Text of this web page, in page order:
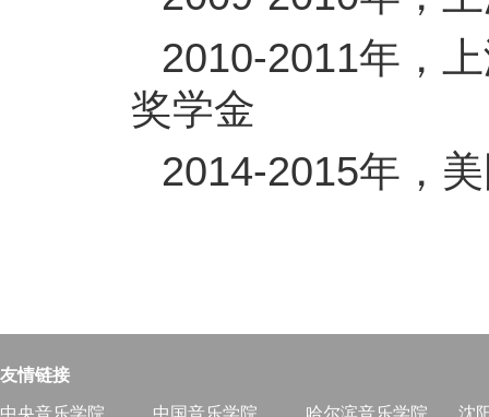
2010-2011年，
奖学金
2014-2015年，
友情链接
中央音乐学院 中国音乐学院 哈尔滨音乐学院
沈